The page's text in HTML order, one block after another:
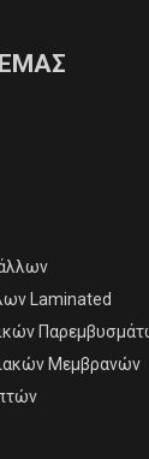
Laminated
Μεμβρανών